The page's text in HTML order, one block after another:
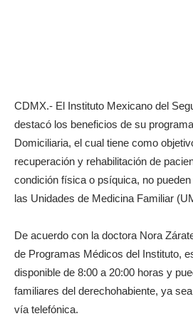
CDMX.- El Instituto Mexicano del
destacó los beneficios de su
Domiciliaria, el cual tiene como
recuperación y rehabilitación de
condición física o psíquica, no
las Unidades de Medicina Familiar
De acuerdo con la doctora Nora
de Programas Médicos del Instituto,
disponible de 8:00 a 20:00 horas y
familiares del derechohabiente, ya
vía telefónica.